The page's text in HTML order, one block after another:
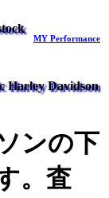
MY Performance
Harley Davidson
ンの下
。査